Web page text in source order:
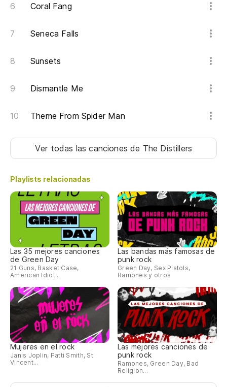
Coral Fang
Seneca Falls
Sunsets
Dismantle Me
Theme From Spider Man
Ver todas las cancionesde The Distillers
Playlists relacionadas
Las 35 mejores canciones
de Green Day
21 Guns, Basket Case,
American Idiot...
Las bandas más famosas de
punk rock
Green Day, Sex Pistols,
Ramones y otros
Mujeres en el rock
Janis Joplin, Patti Smith, St.
Vincent...
Las mejores canciones de
punk rock
Ramones, Green Day, Bad
Religion...